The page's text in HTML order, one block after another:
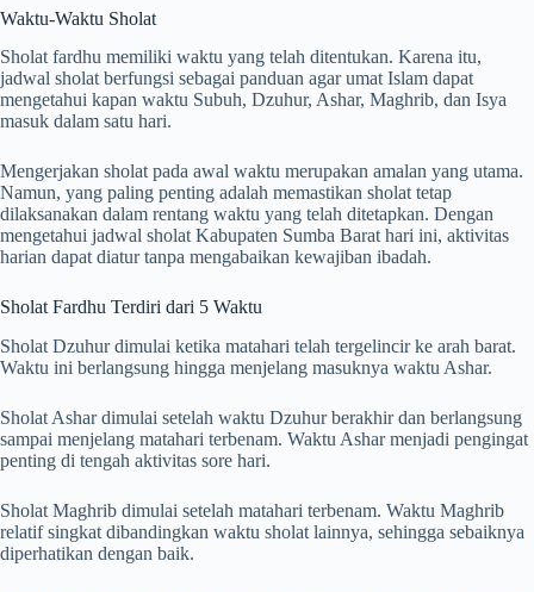
Waktu-Waktu Sholat
Sholat fardhu memiliki waktu yang telah ditentukan. Karena itu,
jadwal sholat berfungsi sebagai panduan agar umat Islam dapat
mengetahui kapan waktu Subuh, Dzuhur, Ashar, Maghrib, dan Isya
masuk dalam satu hari.
Mengerjakan sholat pada awal waktu merupakan amalan yang utama.
Namun, yang paling penting adalah memastikan sholat tetap
dilaksanakan dalam rentang waktu yang telah ditetapkan. Dengan
mengetahui jadwal sholat Kabupaten Sumba Barat hari ini, aktivitas
harian dapat diatur tanpa mengabaikan kewajiban ibadah.
Sholat Fardhu Terdiri dari 5 Waktu
Sholat Dzuhur dimulai ketika matahari telah tergelincir ke arah barat.
Waktu ini berlangsung hingga menjelang masuknya waktu Ashar.
Sholat Ashar dimulai setelah waktu Dzuhur berakhir dan berlangsung
sampai menjelang matahari terbenam. Waktu Ashar menjadi pengingat
penting di tengah aktivitas sore hari.
Sholat Maghrib dimulai setelah matahari terbenam. Waktu Maghrib
relatif singkat dibandingkan waktu sholat lainnya, sehingga sebaiknya
diperhatikan dengan baik.